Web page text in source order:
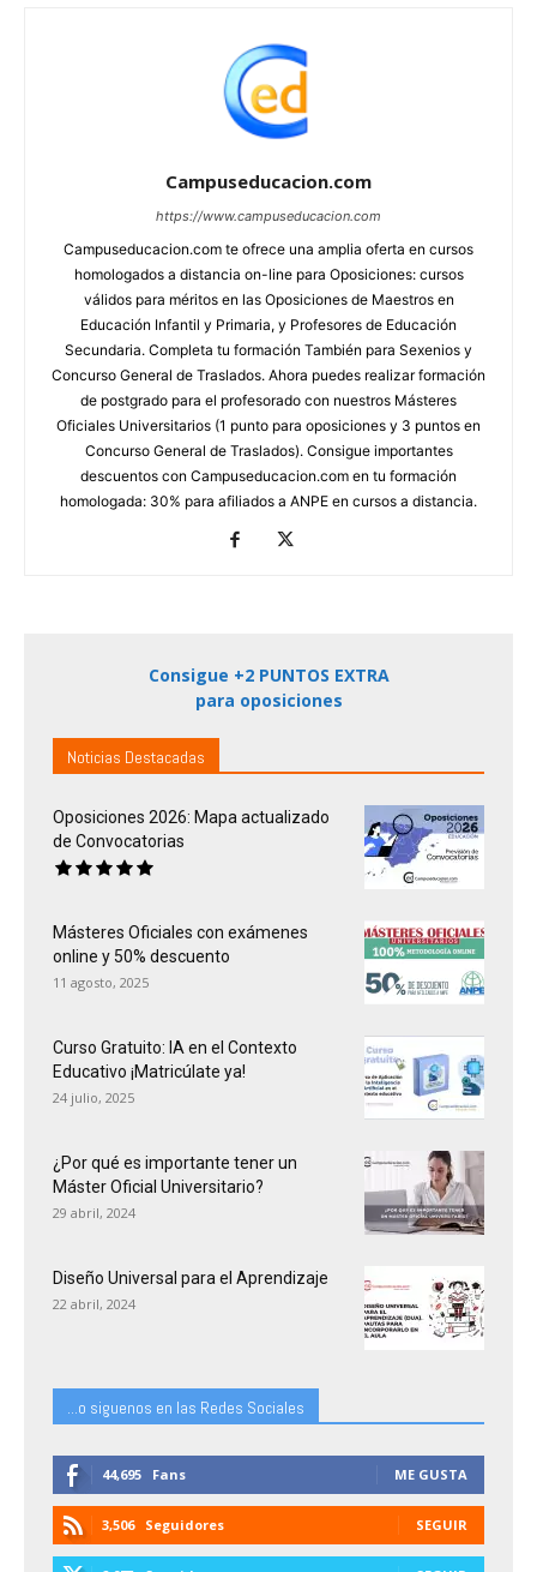
Campuseducacion.com
https://www.campuseducacion.com
Campuseducacion.com te ofrece una amplia oferta en cursos
homologados a distancia on-line para Oposiciones: cursos
válidos para méritos en las Oposiciones de Maestros en
Educación Infantil y Primaria, y Profesores de Educación
Secundaria. Completa tu formación También para Sexenios y
Concurso General de Traslados. Ahora puedes realizar formación
de postgrado para el profesorado con nuestros Másteres
Oficiales Universitarios (1 punto para oposiciones y 3 puntos en
Concurso General de Traslados). Consigue importantes
descuentos con Campuseducacion.com en tu formación
homologada: 30% para afiliados a ANPE en cursos a distancia.
Consigue +2 PUNTOS EXTRA
para oposiciones
Noticias Destacadas
Oposiciones 2026: Mapa actualizado
de Convocatorias
Másteres Oficiales con exámenes
online y 50% descuento
11 agosto, 2025
Curso Gratuito: IA en el Contexto
Educativo ¡Matricúlate ya!
24 julio, 2025
¿Por qué es importante tener un
Máster Oficial Universitario?
29 abril, 2024
Diseño Universal para el Aprendizaje
22 abril, 2024
...o siguenos en las Redes Sociales
44,695 Fans ME GUSTA
3,506 Seguidores SEGUIR